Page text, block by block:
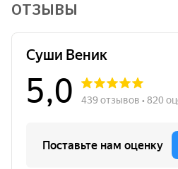
ОТЗЫВЫ